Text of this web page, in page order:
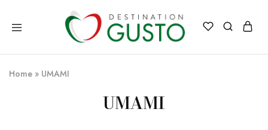
Destination
Gusto
Italienische
Exzellenz
100%
Home » UMAMI
UMAMI